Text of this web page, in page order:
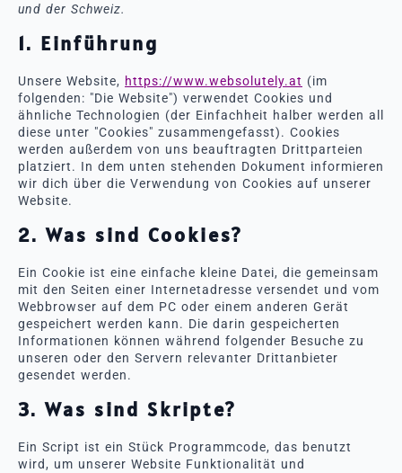
und der Schweiz.
1. Einführung
Unsere Website, https://www.websolutely.at (im
folgenden: "Die Website") verwendet Cookies und
ähnliche Technologien (der Einfachheit halber werden all
diese unter "Cookies" zusammengefasst). Cookies
werden außerdem von uns beauftragten Drittparteien
platziert. In dem unten stehenden Dokument informieren
wir dich über die Verwendung von Cookies auf unserer
Website.
2. Was sind Cookies?
Ein Cookie ist eine einfache kleine Datei, die gemeinsam
mit den Seiten einer Internetadresse versendet und vom
Webbrowser auf dem PC oder einem anderen Gerät
gespeichert werden kann. Die darin gespeicherten
Informationen können während folgender Besuche zu
unseren oder den Servern relevanter Drittanbieter
gesendet werden.
3. Was sind Skripte?
Ein Script ist ein Stück Programmcode, das benutzt
wird, um unserer Website Funktionalität und